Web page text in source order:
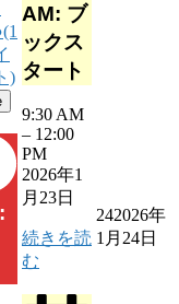
(1
)
AM: ブ
ックス
タート
9:30 AM
– 12:00
PM
2026年1
月23日
続きを読
む
242026年
1月24日